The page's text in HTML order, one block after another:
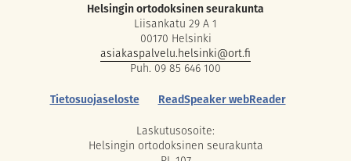
Helsingin ortodoksinen seurakunta
Liisankatu 29 A 1
00170 Helsinki
asiakaspalvelu.helsinki@ort.fi
Puh. 09 85 646 100
Tietosuojaseloste
ReadSpeaker webReader
Laskutusosoite:
Helsingin ortodoksinen seurakunta